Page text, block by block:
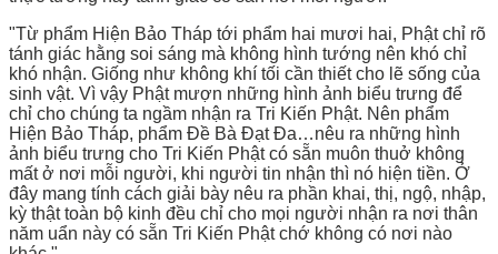
"Từ phẩm Hiện Bảo Tháp tới phẩm hai mươi hai, Phật chỉ rõ
tánh giác hằng soi sáng mà không hình tướng nên khó chỉ
khó nhận. Giống như không khí tối cần thiết cho lẽ sống của
sinh vật. Vì vậy Phật mượn những hình ảnh biểu trưng để
chỉ cho chúng ta ngầm nhận ra Tri Kiến Phật. Nên phẩm
Hiện Bảo Tháp, phẩm Đề Bà Đạt Đa…nêu ra những hình
ảnh biểu trưng cho Tri Kiến Phật có sẵn muôn thuở không
mất ở nơi mỗi người, khi người tin nhận thì nó hiện tiền. Ở
đây mang tính cách giải bày nêu ra phần khai, thị, ngộ, nhập,
kỳ thật toàn bộ kinh đều chỉ cho mọi người nhận ra nơi thân
năm uẩn này có sẵn Tri Kiến Phật chớ không có nơi nào